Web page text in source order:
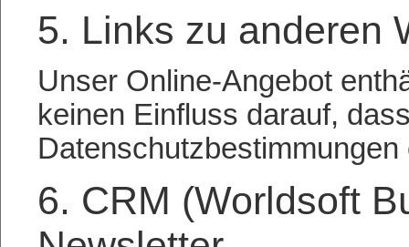
5. Links zu anderen
Unser Online-Angebot
keinen Einfluss darauf,
Datenschutzbestimmungen
6. CRM (Worldsoft